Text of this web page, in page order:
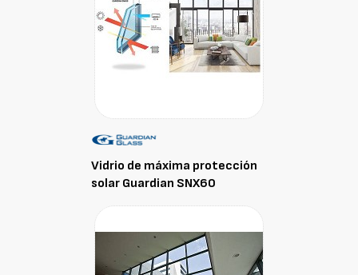
Vidrio de máxima protección
solar Guardian SNX60